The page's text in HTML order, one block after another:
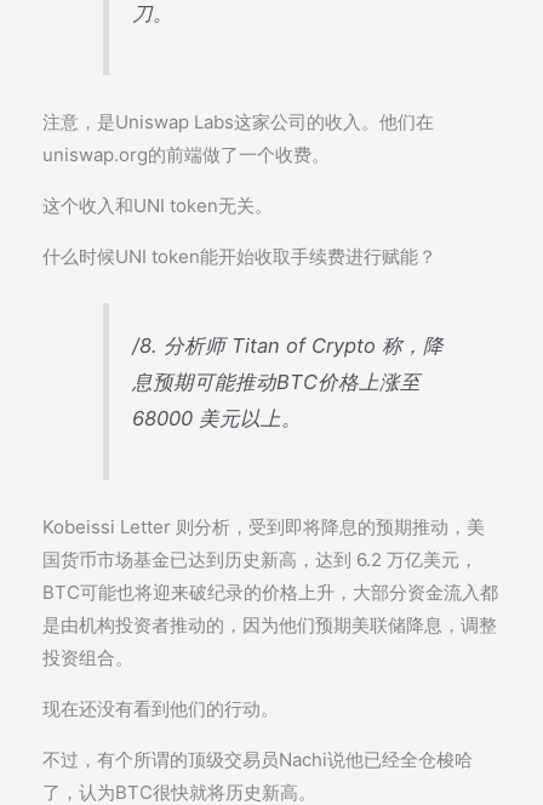
刀。
注意，是Uniswap Labs这家公司的收入。他们在
uniswap.org的前端做了一个收费。
这个收入和UNI token无关。
什么时候UNI token能开始收取手续费进行赋能？
/8. 分析师 Titan of Crypto 称，降
息预期可能推动BTC价格上涨至
68000 美元以上。
Kobeissi Letter 则分析，受到即将降息的预期推动，美
国货币市场基金已达到历史新高，达到 6.2 万亿美元，
BTC可能也将迎来破纪录的价格上升，大部分资金流入都
是由机构投资者推动的，因为他们预期美联储降息，调整
投资组合。
现在还没有看到他们的行动。
不过，有个所谓的顶级交易员Nachi说他已经全仓梭哈
了，认为BTC很快就将历史新高。